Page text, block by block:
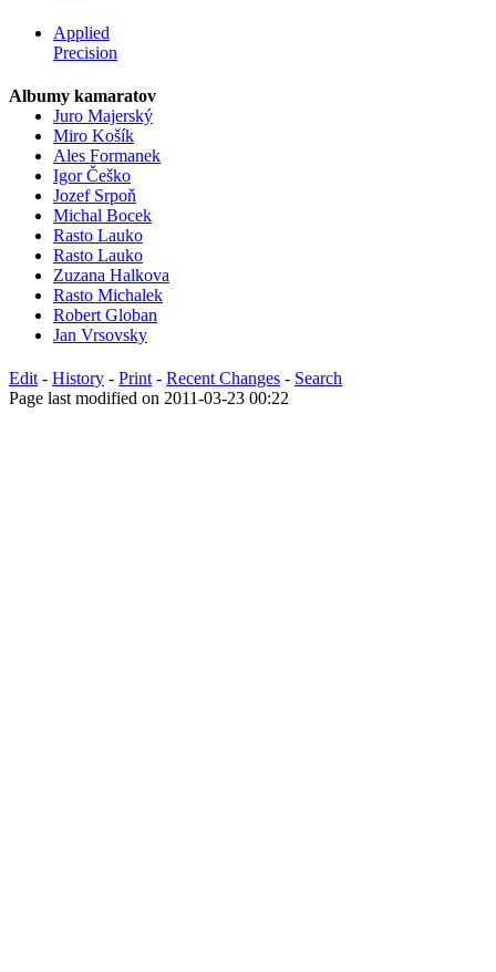
Applied
Precision
Albumy kamaratov
Juro Majerský
Miro Košík
Ales Formanek
Igor Češko
Jozef Srpoň
Michal Bocek
Rasto Lauko
Rasto Lauko
Zuzana Halkova
Rasto Michalek
Robert Globan
Jan Vrsovsky
Edit - History - Print - Recent Changes - Search
Page last modified on 2011-03-23 00:22